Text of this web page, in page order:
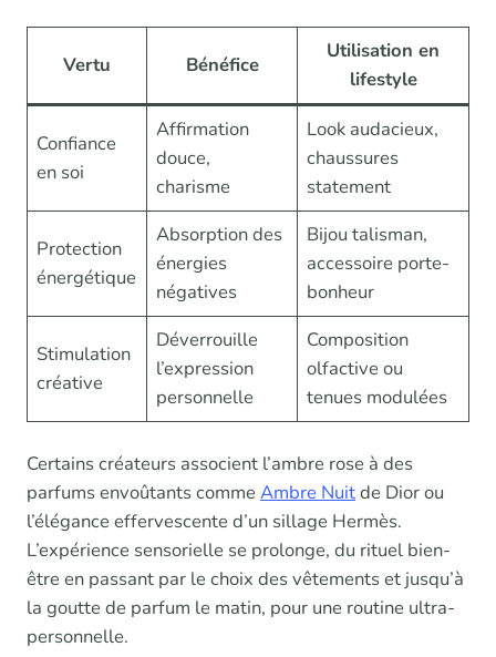
Vertu Bénéfice
Utilisation en
lifestyle
Confiance
en soi
Affirmation
douce,
charisme
Look audacieux,
chaussures
statement
Protection
énergétique
Absorption des
énergies
négatives
Bijou talisman,
accessoire porte-
bonheur
Stimulation
créative
Déverrouille
l’expression
personnelle
Composition
olfactive ou
tenues modulées
Certains créateurs associent l’ambre rose à des
parfums envoûtants comme Ambre Nuitde Dior ou
l’élégance effervescente d’un sillage Hermès.
L’expérience sensorielle se prolonge, du rituel bien-
être en passant par le choix des vêtements et jusqu’à
la goutte de parfum le matin, pour une routine ultra-
personnelle.